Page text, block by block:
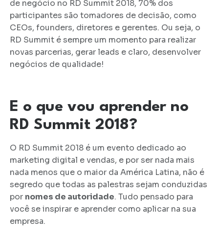
de negócio no RD Summit 2018, 70% dos
participantes são tomadores de decisão, como
CEOs, founders, diretores e gerentes. Ou seja, o
RD Summit é sempre um momento para realizar
novas parcerias, gerar leads e claro, desenvolver
negócios de qualidade!
E o que vou aprender no
RD Summit 2018?
O RD Summit 2018 é um evento dedicado ao
marketing digital e vendas, e por ser nada mais
nada menos que o maior da América Latina, não é
segredo que todas as palestras sejam conduzidas
por nomes de autoridade. Tudo pensado para
você se inspirar e aprender como aplicar na sua
empresa.